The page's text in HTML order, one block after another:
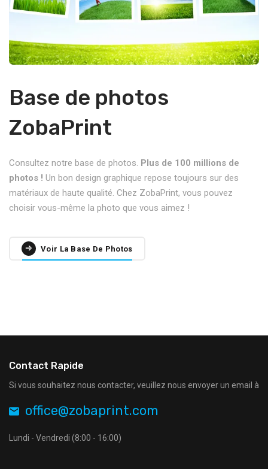
Base de photos
ZobaPrint
Consultez notre base de photos. Plus de 100 millions de
photos ! Un bon design graphique repose toujours sur des
matériaux de haute qualité. Chez ZobaPrint, vous pouvez
choisir vous-même la photo que vous aimez !
Voir La Base De Photos
Contact Rapide
Si vous souhaitez nous contacter, veuillez nous envoyer un email à
office@zobaprint.com
Lundi - Vendredi (8:00 - 16:00)